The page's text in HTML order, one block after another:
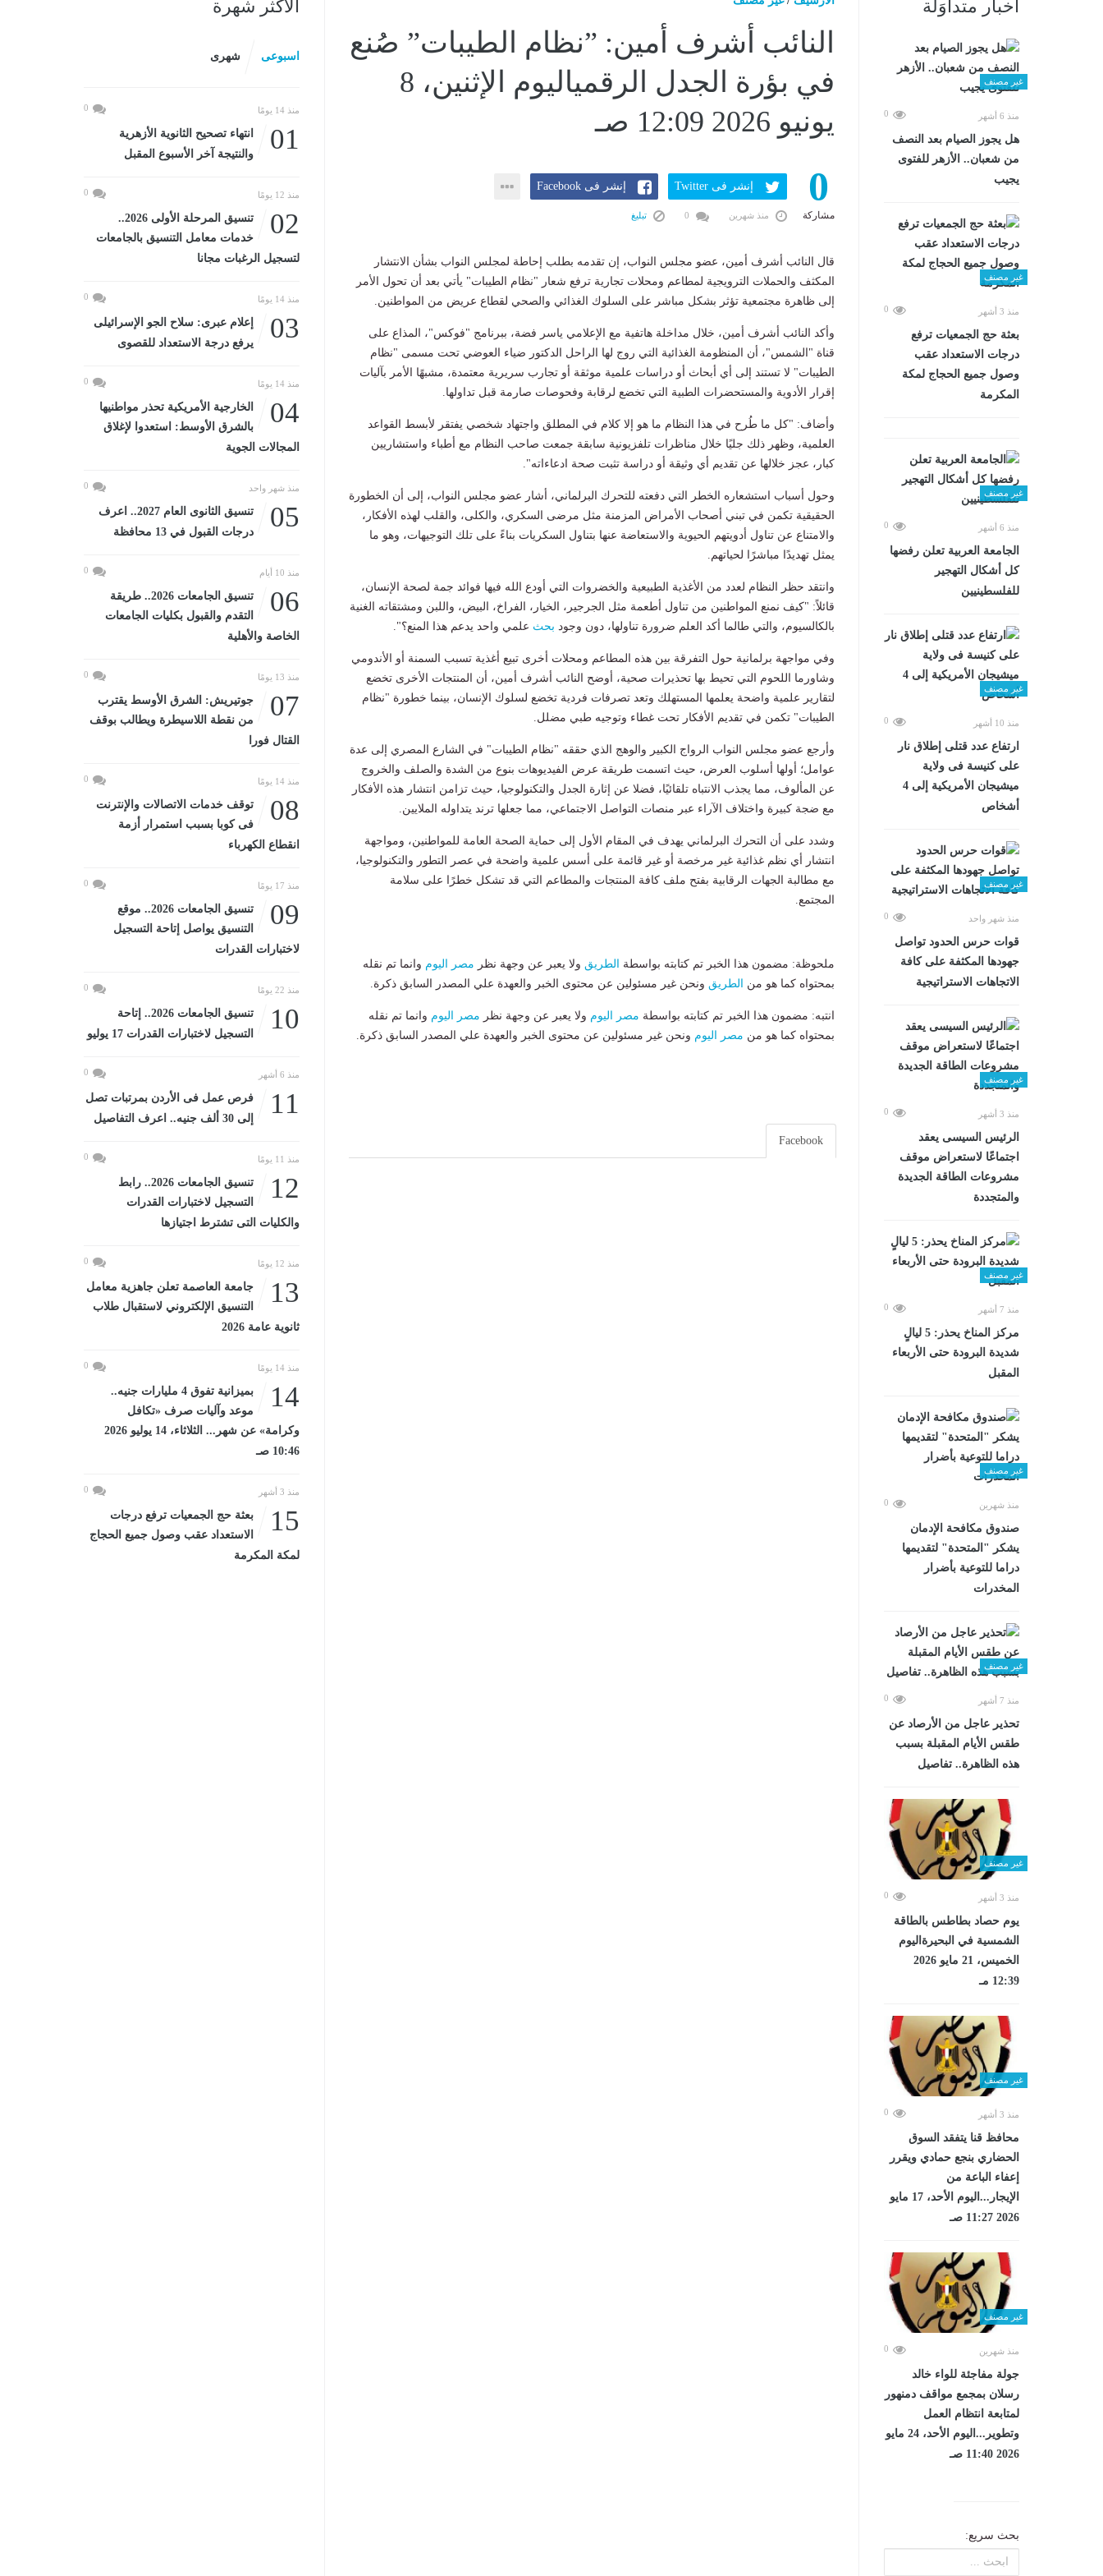
أخبار متداوَلة
غير مصنف
منذ 6 أشهر 0
هل يجوز الصيام بعد النصف
من شعبان.. الأزهر للفتوى
يجيب
غير مصنف
منذ 3 أشهر 0
بعثة حج الجمعيات ترفع
درجات الاستعداد عقب
وصول جميع الحجاج لمكة
المكرمة
غير مصنف
منذ 6 أشهر 0
الجامعة العربية تعلن رفضها
كل أشكال التهجير
للفلسطينيين
غير مصنف
منذ 10 أشهر 0
ارتفاع عدد قتلى إطلاق نار
على كنيسة فى ولاية
ميشيجان الأمريكية إلى 4
أشخاص
غير مصنف
منذ شهر واحد 0
قوات حرس الحدود تواصل
جهودها المكثفة على كافة
الاتجاهات الاستراتيجية
غير مصنف
منذ 3 أشهر 0
الرئيس السيسى يعقد
اجتماعًا لاستعراض موقف
مشروعات الطاقة الجديدة
والمتجددة
غير مصنف
منذ 7 أشهر 0
مركز المناخ يحذر: 5 ليالٍ
شديدة البرودة حتى الأربعاء
المقبل
غير مصنف
منذ شهرين 0
صندوق مكافحة الإدمان
يشكر "المتحدة" لتقديمها
دراما للتوعية بأضرار
المخدرات
غير مصنف
منذ 7 أشهر 0
تحذير عاجل من الأرصاد عن
طقس الأيام المقبلة بسبب
هذه الظاهرة.. تفاصيل
غير مصنف
منذ 3 أشهر 0
يوم حصاد بطاطس بالطاقة
الشمسية في البحيرةاليوم
الخميس، 21 مايو 2026
12:39 مـ
غير مصنف
منذ 3 أشهر 0
محافظ قنا يتفقد السوق
الحضاري بنجع حمادي ويقرر
إعفاء الباعة من
الإيجار...اليوم الأحد، 17 مايو
2026 11:27 صـ
غير مصنف
منذ شهرين 0
جولة مفاجئة للواء خالد
رسلان بمجمع مواقف دمنهور
لمتابعة انتظام العمل
وتطوير...اليوم الأحد، 24 مايو
2026 11:40 صـ
بحث سريع:
النائب أشرف أمين: ”نظام الطيبات” صُنع
في بؤرة الجدل الرقمياليوم الإثنين، 8
يونيو 2026 12:09 صـ
0
مشاركة
إنشر فى Twitter إنشر فى Facebook
منذ شهرين تبليغ
قال النائب أشرف أمين، عضو مجلس النواب، إن تقدمه بطلب إحاطة لمجلس النواب بشأن الانتشار
المكثف والحملات الترويجية لمطاعم ومحلات تجارية ترفع شعار "نظام الطيبات" يأتي بعد أن تحول الأمر
إلى ظاهرة مجتمعية تؤثر بشكل مباشر على السلوك الغذائي والصحي لقطاع عريض من المواطنين.
وأكد النائب أشرف أمين، خلال مداخلة هاتفية مع الإعلامي ياسر فضة، ببرنامج "فوكس"، المذاع على
قناة "الشمس"، أن المنظومة الغذائية التي روج لها الراحل الدكتور ضياء العوضي تحت مسمى "نظام
الطيبات" لا تستند إلى أي أبحاث أو دراسات علمية موثقة أو تجارب سريرية معتمدة، مشبهًا الأمر بآليات
إقرار الأدوية والمستحضرات الطبية التي تخضع لرقابة وفحوصات صارمة قبل تداولها.
وأضاف: "كل ما طُرح في هذا النظام ما هو إلا كلام في المطلق واجتهاد شخصي يفتقر لأبسط القواعد
العلمية، وظهر ذلك جليًا خلال مناظرات تلفزيونية سابقة جمعت صاحب النظام مع أطباء واستشاريين
كبار، عجز خلالها عن تقديم أي وثيقة أو دراسة تثبت صحة ادعاءاته".
وحول أسباب استشعاره الخطر التي دفعته للتحرك البرلماني، أشار عضو مجلس النواب، إلى أن الخطورة
الحقيقية تكمن في تبني أصحاب الأمراض المزمنة مثل مرضى السكري، والكلى، والقلب لهذه الأفكار،
والامتناع عن تناول أدويتهم الحيوية والاستعاضة عنها بتناول السكريات بناءً على تلك التوجيهات، وهو ما
يمثل تهديدًا مباشرًا لحياتهم.
وانتقد حظر النظام لعدد من الأغذية الطبيعية والخضروات التي أودع الله فيها فوائد جمة لصحة الإنسان،
قائلاً: "كيف نمنع المواطنين من تناول أطعمة مثل الجرجير، الخيار، الفراخ، البيض، واللبن ومشتقاته الغنية
بالكالسيوم، والتي طالما أكد العلم ضرورة تناولها، دون وجود بحث علمي واحد يدعم هذا المنع؟".
وفي مواجهة برلمانية حول التفرقة بين هذه المطاعم ومحلات أخرى تبيع أغذية تسبب السمنة أو الأندومي
وشاورما اللحوم التي تحيط بها تحذيرات صحية، أوضح النائب أشرف أمين، أن المنتجات الأخرى تخضع
لتقارير علمية واضحة يعلمها المستهلك وتعد تصرفات فردية تخضع لسلوك الإنسان، بينما خطورة "نظام
الطيبات" تكمن في تقديم الأفكار تحت غطاء وتوجيه طبي مضلل.
وأرجع عضو مجلس النواب الرواج الكبير والوهج الذي حققه "نظام الطيبات" في الشارع المصري إلى عدة
عوامل؛ أولها أسلوب العرض، حيث اتسمت طريقة عرض الفيديوهات بنوع من الشدة والصلف والخروج
عن المألوف، مما يجذب الانتباه تلقائيًا، فضلا عن إثارة الجدل والتكنولوجيا، حيث تزامن انتشار هذه الأفكار
مع ضجة كبيرة واختلاف الآراء عبر منصات التواصل الاجتماعي، مما جعلها ترند يتداوله الملايين.
وشدد على أن التحرك البرلماني يهدف في المقام الأول إلى حماية الصحة العامة للمواطنين، ومواجهة
انتشار أي نظم غذائية غير مرخصة أو غير قائمة على أسس علمية واضحة في عصر التطور والتكنولوجيا،
مع مطالبة الجهات الرقابية بفتح ملف كافة المنتجات والمطاعم التي قد تشكل خطرًا على سلامة
المجتمع.
ملحوظة: مضمون هذا الخبر تم كتابته بواسطة الطريق ولا يعبر عن وجهة نظر مصر اليوم وانما تم نقله
بمحتواه كما هو من
الطريق ونحن غير مسئولين عن محتوى الخبر والعهدة علي المصدر السابق ذكرة.
انتبه: مضمون هذا الخبر تم كتابته بواسطة مصر اليوم ولا يعبر عن وجهة نظر مصر اليوم وانما تم نقله
بمحتواه كما هو من مصر اليوم ونحن غير مسئولين عن محتوى الخبر والعهدة علي المصدر السابق ذكرة.
Facebook
الأكثر شهرة
اسبوعى شهرى
منذ 14 يومًا 0
01
انتهاء تصحيح الثانوية الأزهرية
والنتيجة آخر الأسبوع المقبل
منذ 12 يومًا 0
02
تنسيق المرحلة الأولى 2026..
خدمات معامل التنسيق بالجامعات
لتسجيل الرغبات مجانا
منذ 14 يومًا 0
03
إعلام عبرى: سلاح الجو الإسرائيلى
يرفع درجة الاستعداد للقصوى
منذ 14 يومًا 0
04
الخارجية الأمريكية تحذر مواطنيها
بالشرق الأوسط: استعدوا لإغلاق
المجالات الجوية
منذ شهر واحد 0
05
تنسيق الثانوى العام 2027.. اعرف
درجات القبول في 13 محافظة
منذ 10 أيام 0
06
تنسيق الجامعات 2026.. طريقة
التقدم والقبول بكليات الجامعات
الخاصة والأهلية
منذ 13 يومًا 0
07
جوتيريش: الشرق الأوسط يقترب
من نقطة اللاسيطرة ويطالب بوقف
القتال فورا
منذ 14 يومًا 0
08
توقف خدمات الاتصالات والإنترنت
فى كوبا بسبب استمرار أزمة
انقطاع الكهرباء
منذ 17 يومًا 0
09
تنسيق الجامعات 2026.. موقع
التنسيق يواصل إتاحة التسجيل
لاختبارات القدرات
منذ 22 يومًا 0
10
تنسيق الجامعات 2026.. إتاحة
التسجيل لاختبارات القدرات 17 يوليو
منذ 6 أشهر 0
11
فرص عمل فى الأردن بمرتبات تصل
إلى 30 ألف جنيه.. اعرف التفاصيل
منذ 11 يومًا 0
12
تنسيق الجامعات 2026.. رابط
التسجيل لاختبارات القدرات
والكليات التى تشترط اجتيازها
منذ 12 يومًا 0
13
جامعة العاصمة تعلن جاهزية معامل
التنسيق الإلكتروني لاستقبال طلاب
ثانوية عامة 2026
منذ 14 يومًا 0
14
بميزانية تفوق 4 مليارات جنيه..
موعد وآليات صرف «تكافل
وكرامة» عن شهر... الثلاثاء، 14 يوليو 2026
10:46 صـ
منذ 3 أشهر 0
15
بعثة حج الجمعيات ترفع درجات
الاستعداد عقب وصول جميع الحجاج
لمكة المكرمة